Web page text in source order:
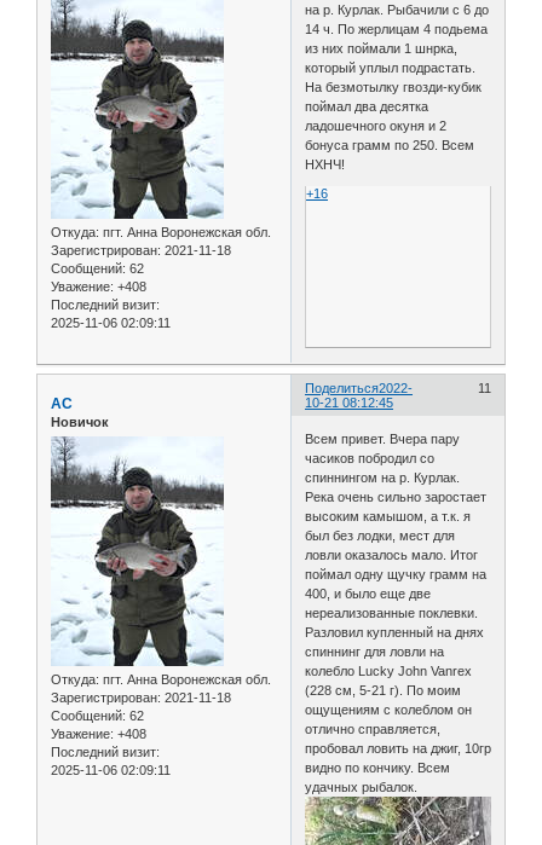
Откуда: пгт. Анна Воронежская обл.
Зарегистрирован: 2021-11-18
Сообщений: 62
Уважение: +408
Последний визит:
2025-11-06 02:09:11
на р. Курлак. Рыбачили с 6 до
14 ч. По жерлицам 4 подьема
из них поймали 1 шнрка,
который уплыл подрастать.
На безмотылку гвозди-кубик
поймал два десятка
ладошечного окуня и 2
бонуса грамм по 250. Всем
НХНЧ!
+16
Поделиться 11
2022-
10-21 08:12:45
АС
Новичок
Откуда: пгт. Анна Воронежская обл.
Зарегистрирован: 2021-11-18
Сообщений: 62
Уважение: +408
Последний визит:
2025-11-06 02:09:11
Всем привет. Вчера пару
часиков побродил со
спиннингом на р. Курлак.
Река очень сильно заростает
высоким камышом, а т.к. я
был без лодки, мест для
ловли оказалось мало. Итог
поймал одну щучку грамм на
400, и было еще две
нереализованные поклевки.
Разловил купленный на днях
спиннинг для ловли на
колебло Lucky John Vanrex
(228 см, 5-21 г). По моим
ощущениям с колеблом он
отлично справляется,
пробовал ловить на джиг, 10гр
видно по кончику. Всем
удачных рыбалок.